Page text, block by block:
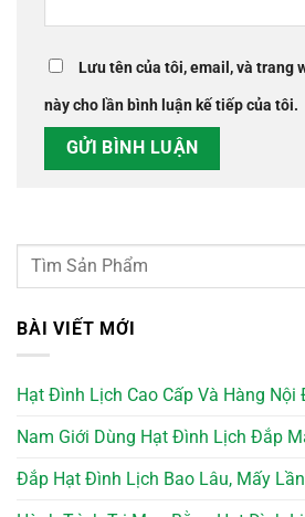
Lưu tên của tôi, email, và trang
này cho lần bình luận kế tiếp của tôi.
BÀI VIẾT MỚI
Hạt Đình Lịch Cao Cấp Và Hàng Nội
Nam Giới Dùng Hạt Đình Lịch Đắp
Đắp Hạt Đình Lịch Bao Lâu, Mấy